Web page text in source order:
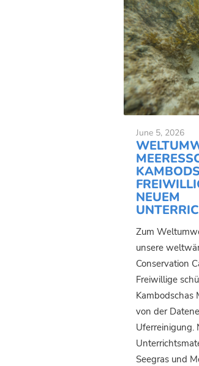
June 5, 2026
NEUEM
Zum
unsere
Conservation
Freiwillige
Kambodschas
von der
Uferreinigung.
Seegras und